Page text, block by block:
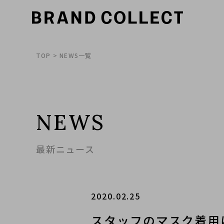
TOP > NEWS一覧
NEWS
最新ニュース
2020.02.25
スタッフのマスク着